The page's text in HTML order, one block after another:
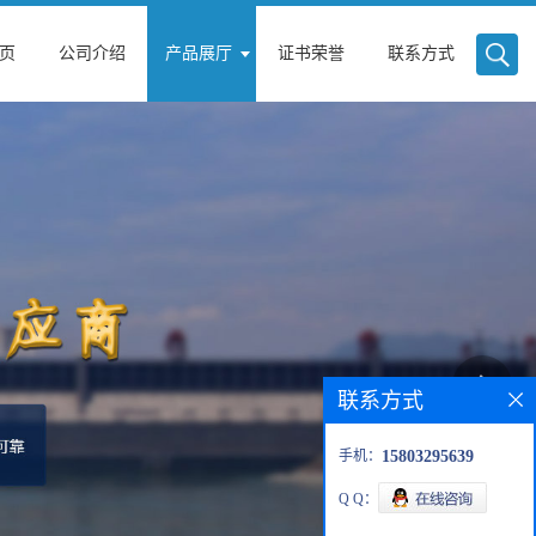
公司介绍 产品展厅 证书荣誉 联系方式
联系方式
手机： 15803295639
Q Q：